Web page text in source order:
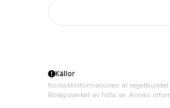
Källor
Kontaktinformationen är
Bolagsverket av hitta.se. Annan